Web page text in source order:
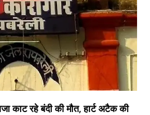
काट रहे बंदी की मौत, हार्ट अटैक की